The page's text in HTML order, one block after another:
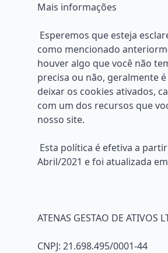
Mais informações
Esperemos que esteja
como mencionado
houver algo que você não
precisa ou não, geralmente
deixar os cookies ativados,
com um dos recursos que
nosso site.
Esta política é efetiva a
Abril/2021 e foi atualizada
ATENAS GESTAO DE ATIVOS
CNPJ: 21.698.495/0001-44